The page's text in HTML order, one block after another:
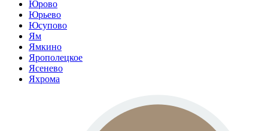
Юрово
Юрьево
Юсупово
Ям
Ямкино
Ярополецкое
Ясенево
Яхрома